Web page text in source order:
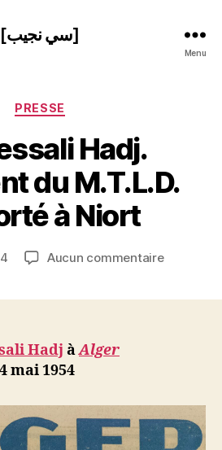
[سي نجيب]
Menu
Catégories
PRESSE
Hadj.
du M.T.L.D.
à Niort
de
P
N
Aucun commentairesur
Niort
Hadj àAlger
mai 1954